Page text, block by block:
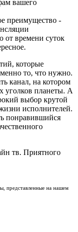
вашего
преимущество -
от времени суток
которые
то, что нужно.
канал, на котором
уголков планеты. А
выбор крутой
исполнителей.
понравившийся
тв. Приятного
представленные на нашем